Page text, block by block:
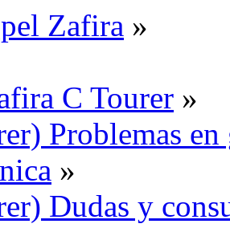
Zafira »
C Tourer »
Problemas
»
Dudas y